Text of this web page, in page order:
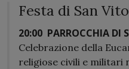
Festa di San
20:00 PARROCCHIA DI
Celebrazione della
religiose civili e militari